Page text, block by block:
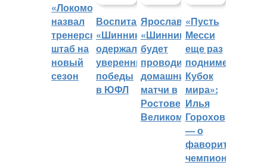
«Локомотив»
назвал
тренерский
штаб на
новый
сезон
Воспитанники
«Шинника»
одержали
уверенные
победы
в ЮФЛ
Ярославский
«Шинник»
будет
проводить
домашние
матчи в
Ростове
Великом
«Пусть
Месси
еще раз
поднимет
Кубок
мира»:
Илья
Горохов
— о
фаворитах
чемпионата